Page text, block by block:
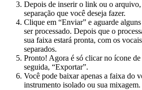
Depois de inserir o link ou o
separação que você deseja fazer.
Clique em “Enviar” e aguarde
ser processado. Depois que o
sua faixa estará pronta, com os
separados.
Pronto! Agora é só clicar no ícone
seguida, “Exportar”.
Você pode baixar apenas a faixa do
instrumento isolado ou sua mixagem.